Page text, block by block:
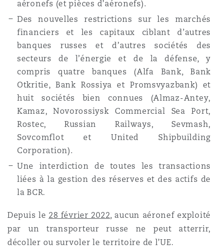
aéronefs (et pièces d’aéronefs).
Des nouvelles restrictions sur les marchés
financiers et les capitaux ciblant d’autres
banques russes et d’autres sociétés des
secteurs de l’énergie et de la défense, y
compris quatre banques (Alfa Bank, Bank
Otkritie, Bank Rossiya et Promsvyazbank) et
huit sociétés bien connues (Almaz-Antey,
Kamaz, Novorossiysk Commercial Sea Port,
Rostec, Russian Railways, Sevmash,
Sovcomflot et United Shipbuilding
Corporation).
Une interdiction de toutes les transactions
liées à la gestion des réserves et des actifs de
la BCR.
Depuis le 28 février 2022, aucun aéronef exploité
par un transporteur russe ne peut atterrir,
décoller ou survoler le territoire de l’UE.